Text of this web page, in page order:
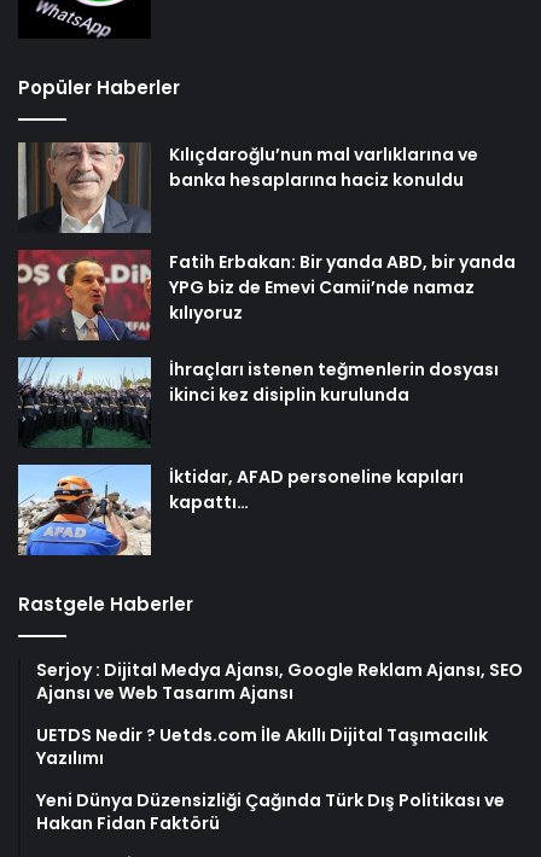
Popüler Haberler
Kılıçdaroğlu’nun mal varlıklarına ve
banka hesaplarına haciz konuldu
Fatih Erbakan: Bir yanda ABD, bir yanda
YPG biz de Emevi Camii’nde namaz
kılıyoruz
İhraçları istenen teğmenlerin dosyası
ikinci kez disiplin kurulunda
İktidar, AFAD personeline kapıları
kapattı…
Rastgele Haberler
Serjoy : Dijital Medya Ajansı, Google Reklam Ajansı, SEO
Ajansı ve Web Tasarım Ajansı
UETDS Nedir ? Uetds.com İle Akıllı Dijital Taşımacılık
Yazılımı
Yeni Dünya Düzensizliği Çağında Türk Dış Politikası ve
Hakan Fidan Faktörü